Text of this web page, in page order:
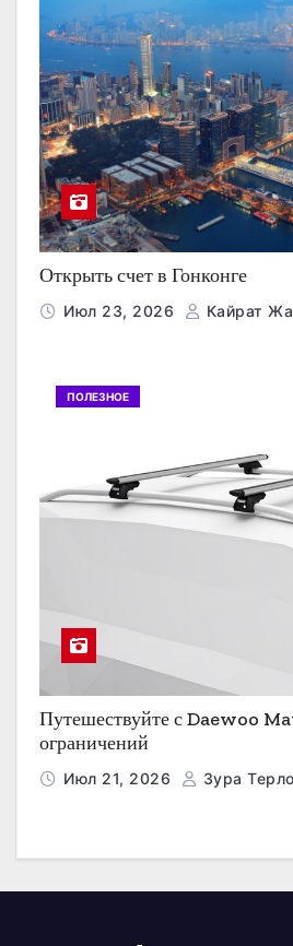
Открыть счет в Гонконге
Июл 23, 2026 Кайрат
ПОЛЕЗНОЕ
Путешествуйте с Daewoo
ограничений
Июл 21, 2026 Зура